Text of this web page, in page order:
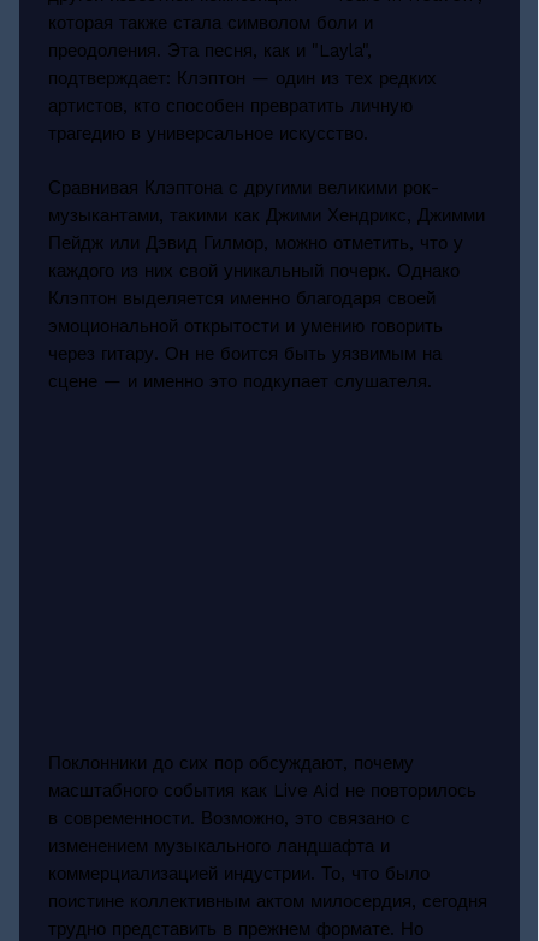
которая также стала символом боли и
преодоления. Эта песня, как и "Layla",
подтверждает: Клэптон — один из тех редких
артистов, кто способен превратить личную
трагедию в универсальное искусство.
Сравнивая Клэптона с другими великими рок-
музыкантами, такими как Джими Хендрикс, Джимми
Пейдж или Дэвид Гилмор, можно отметить, что у
каждого из них свой уникальный почерк. Однако
Клэптон выделяется именно благодаря своей
эмоциональной открытости и умению говорить
через гитару. Он не боится быть уязвимым на
сцене — и именно это подкупает слушателя.
Поклонники до сих пор обсуждают, почему
масштабного события как Live Aid не повторилось
в современности. Возможно, это связано с
изменением музыкального ландшафта и
коммерциализацией индустрии. То, что было
поистине коллективным актом милосердия, сегодня
трудно представить в прежнем формате. Но